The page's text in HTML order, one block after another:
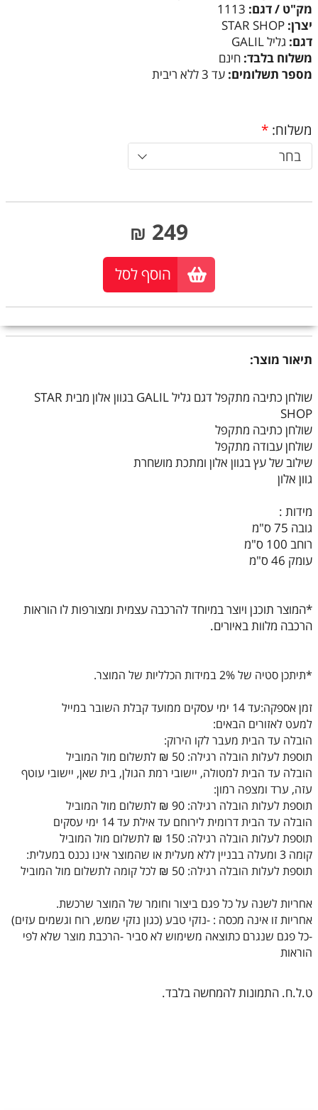
מק"ט / דגם: 1113
יצרן: STAR SHOP
דגם: גליל GALIL
משלוח בלבד: חינם
מספר תשלומים: עד 3 ללא ריבית
משלוח: *
בחר
249
₪
הוסף לסל
תיאור מוצר:
שולחן כתיבה מתקפל דגם גליל GALIL בגוון אלון מבית STAR
SHOP
שולחן כתיבה מתקפל
שולחן עבודה מתקפל
שילוב של עץ בגוון אלון ומתכת מושחרת
גוון אלון
מידות :
גובה 75 ס"מ
רוחב 100 ס"מ
עומק 46 ס"מ
*המוצר תוכנן ויוצר במיוחד להרכבה עצמית ומצורפות לו הוראות
הרכבה מלוות באיורים.
*תיתכן סטיה של 2% במידות הכלליות של המוצר.
זמן אספקה:עד 14 ימי עסקים ממועד קבלת השובר במייל
למעט לאזורים הבאים:
הובלה עד הבית מעבר לקו הירוק:
תוספת לעלות הובלה רגילה: 50 ₪ לתשלום מול המוביל
הובלה עד הבית למטולה, יישובי רמת הגולן, בית שאן, יישובי עוטף
עזה, ערד ומצפה רמון:
תוספת לעלות הובלה רגילה: 90 ₪ לתשלום מול המוביל
הובלה עד הבית דרומית לירוחם עד אילת עד 14 ימי עסקים
תוספת לעלות הובלה רגילה: 150 ₪ לתשלום מול המוביל
קומה 3 ומעלה בבניין ללא מעלית או שהמוצר אינו נכנס במעלית:
תוספת לעלות הובלה רגילה: 50 ₪ לכל קומה לתשלום מול המוביל
אחריות לשנה על כל פגם ביצור וחומר של המוצר שרכשת.
אחריות זו אינה מכסה : -נזקי טבע (כגון נזקי שמש, רוח וגשמים עזים)
-כל פגם שנגרם כתוצאה משימוש לא סביר -הרכבת מוצר שלא לפי
הוראות
ט.ל.ח. התמונות להמחשה בלבד.